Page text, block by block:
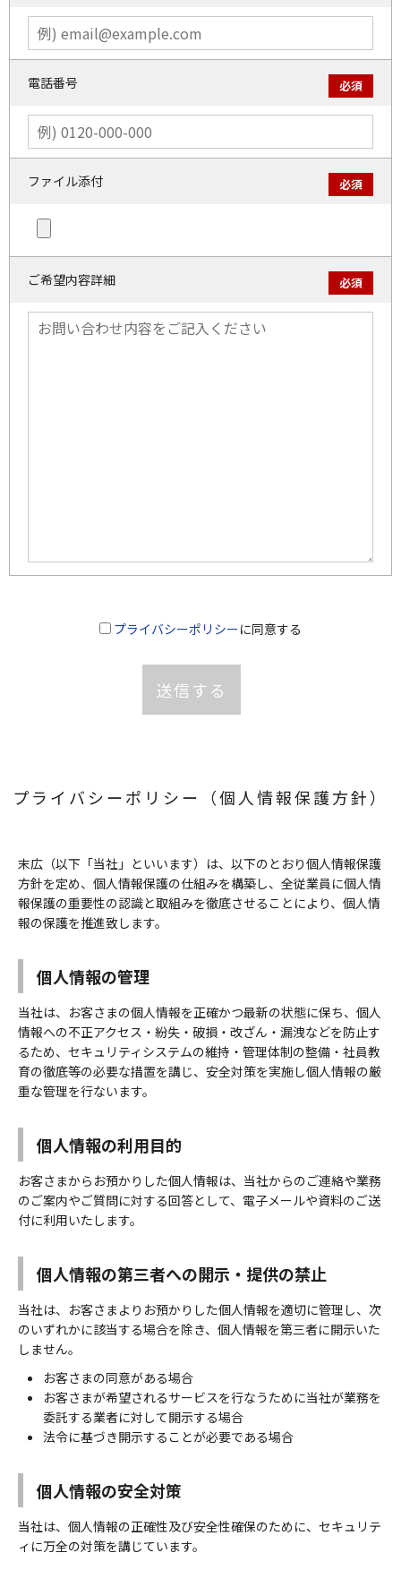
電話番号 必須
ファイル添付 必須
ご希望内容詳細 必須
プライバシーポリシーに同意する
プライバシーポリシー（個人情報保護方針）
末広（以下「当社」といいます）は、以下のとおり個人情報保護
方針を定め、個人情報保護の仕組みを構築し、全従業員に個人情
報保護の重要性の認識と取組みを徹底させることにより、個人情
報の保護を推進致します。
個人情報の管理
当社は、お客さまの個人情報を正確かつ最新の状態に保ち、個人
情報への不正アクセス・紛失・破損・改ざん・漏洩などを防止す
るため、セキュリティシステムの維持・管理体制の整備・社員教
育の徹底等の必要な措置を講じ、安全対策を実施し個人情報の厳
重な管理を行ないます。
個人情報の利用目的
お客さまからお預かりした個人情報は、当社からのご連絡や業務
のご案内やご質問に対する回答として、電子メールや資料のご送
付に利用いたします。
個人情報の第三者への開示・提供の禁止
当社は、お客さまよりお預かりした個人情報を適切に管理し、次
のいずれかに該当する場合を除き、個人情報を第三者に開示いた
しません。
お客さまの同意がある場合
お客さまが希望されるサービスを行なうために当社が業務を
委託する業者に対して開示する場合
法令に基づき開示することが必要である場合
個人情報の安全対策
当社は、個人情報の正確性及び安全性確保のために、セキュリテ
ィに万全の対策を講じています。